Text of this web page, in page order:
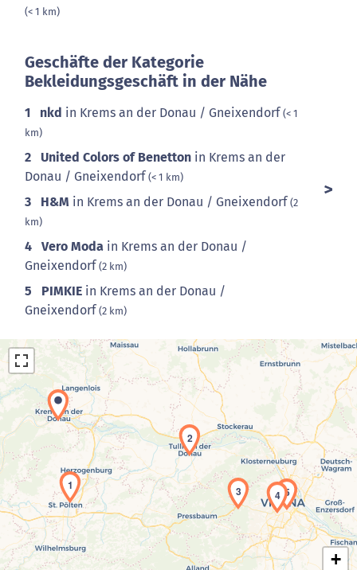
(< 1 km)
Geschäfte der Kategorie
Bekleidungsgeschäft in der Nähe
1 nkd in Krems an der Donau / Gneixendorf(< 1
km)
2 United Colors of Benetton in Krems an der
Donau / Gneixendorf(< 1 km)
3 H&M in Krems an der Donau / Gneixendorf(2
km)
4 Vero Moda in Krems an der Donau /
Gneixendorf(2 km)
5 PIMKIE in Krems an der Donau /
Gneixendorf(2 km)
Laden der Karte...
1
2
3 4 5
+